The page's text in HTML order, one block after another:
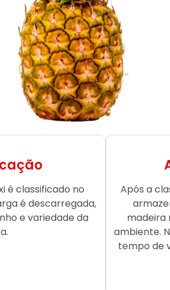
é classificado no
é descarregada,
e variedade da
Após a
madeira
ambiente.
tempo de